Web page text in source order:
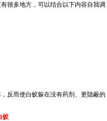
很多地方，可以结合以下内容自我调
反而使白蚁躲在没有药剂、更隐蔽的
蚁